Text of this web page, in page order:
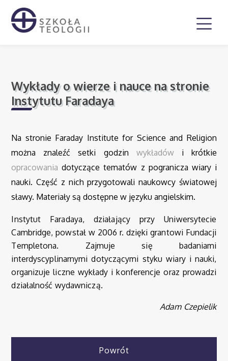
Wykłady o wierze i nauce na stronie
Instytutu Faradaya
Na stronie Faraday Institute for Science and Religion
można znaleźć setki godzin wykładów i krótkie
opracowania dotyczące tematów z pogranicza wiary i
nauki. Część z nich przygotowali naukowcy światowej
sławy. Materiały są dostępne w języku angielskim.
Instytut Faradaya, działający przy Uniwersytecie
Cambridge, powstał w 2006 r. dzięki grantowi Fundacji
Templetona. Zajmuje się badaniami
interdyscyplinarnymi dotyczącymi styku wiary i nauki,
organizuje liczne wykłady i konferencje oraz prowadzi
działalność wydawniczą.
Adam Czepielik
Powrót